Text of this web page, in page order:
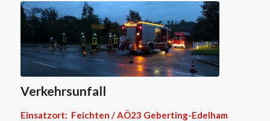
Verkehrsunfall
Einsatzort: Feichten / AÖ23 Geberting-Edelham